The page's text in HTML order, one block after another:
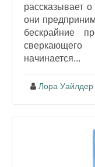
рассказывает
они
бескрайние
начинается...
Лора Уайлдер